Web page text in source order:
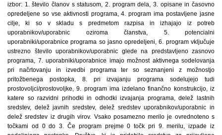
izbor: 1. število članov s statusom, 2. program dela, 3. opisane in časovno
opredeljene so vse aktivnosti programa, 4. program ima postavljene jasne
cilje, ki so v skladu s predmetom razpisa in izhajajo iz potreb
uporabnikov/uporabnic oziroma članstva, 5. potencialni
uporabniki/uporabnice programa so jasno opredeljeni, 6. program vključuje
ustrezno število uporabnikov/uporabnic glede na predstavljeno zasnovo
programa, 7. uporabniki/uporabnice imajo možnost aktivnega sodelovanja
pri načrtovanju in izvedbi programa ter so seznanjeni z možnostjo
pritožbenega postopka, 8. pri izvajanju programa sodelujejo tudi
prostovoljci/prostovoljke, 9. program ima izdelano finančno konstrukcijo, iz
katere so razvidni prihodki in odhodki izvajanja programa, delež lastnih
sredstev, delež javnih sredstev, delež sredstev uporabnikov/uporabnic in
delež sredstev iz drugih virov. Vsako posamezno merilo je ovrednoteno s
točkami od 0 do 3. Če program prejme 0 točk pri 9. merilu, izpade iz